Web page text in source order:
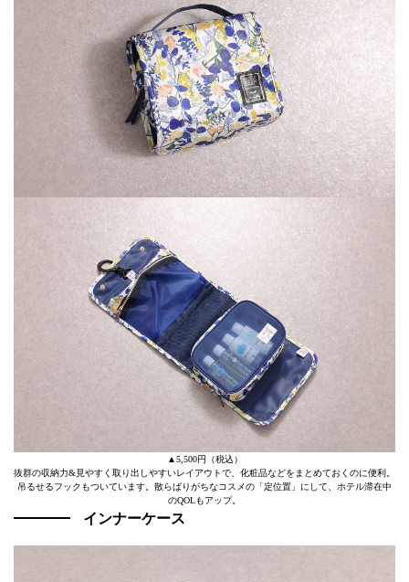
▲5,500円（税込）
抜群の収納力&見やすく取り出しやすいレイアウトで、化粧品などをまとめておくのに便利。
吊るせるフックもついています。散らばりがちなコスメの「定位置」にして、ホテル滞在中
のQOLもアップ。
インナーケース